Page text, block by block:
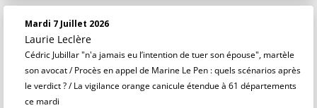
Mardi 7 Juillet 2026
Laurie Leclère
Cédric Jubillar "n'a jamais eu l’intention de tuer son épouse", martèle
son avocat / Procès en appel de Marine Le Pen : quels scénarios après
le verdict ? / La vigilance orange canicule étendue à 61 départements
ce mardi